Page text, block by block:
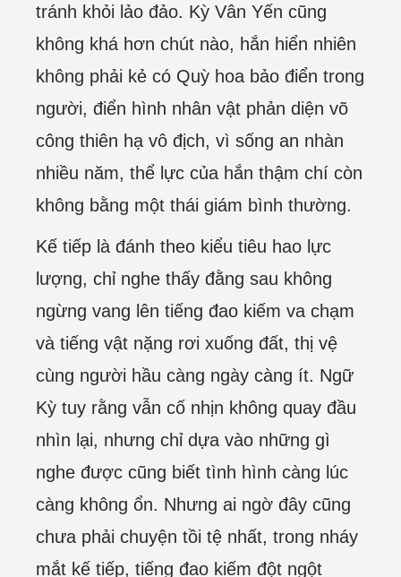
tránh khỏi lảo đảo. Kỳ Vân Yến cũng
không khá hơn chút nào, hắn hiển nhiên
không phải kẻ có Quỳ hoa bảo điển trong
người, điển hình nhân vật phản diện võ
công thiên hạ vô địch, vì sống an nhàn
nhiều năm, thể lực của hắn thậm chí còn
không bằng một thái giám bình thường.
Kế tiếp là đánh theo kiểu tiêu hao lực
lượng, chỉ nghe thấy đằng sau không
ngừng vang lên tiếng đao kiếm va chạm
và tiếng vật nặng rơi xuống đất, thị vệ
cùng người hầu càng ngày càng ít. Ngữ
Kỳ tuy rằng vẫn cố nhịn không quay đầu
nhìn lại, nhưng chỉ dựa vào những gì
nghe được cũng biết tình hình càng lúc
càng không ổn. Nhưng ai ngờ đây cũng
chưa phải chuyện tồi tệ nhất, trong nháy
mắt kế tiếp, tiếng đao kiếm đột ngột